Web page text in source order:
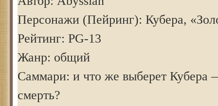
Персонажи (Пейринг): Кубера,
Рейтинг: PG-13
Жанр: общий
Саммари: и что же выберет Кубера
смерть?